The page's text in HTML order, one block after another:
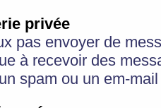
privée
pas envoyer de
à recevoir des
spam ou un em-